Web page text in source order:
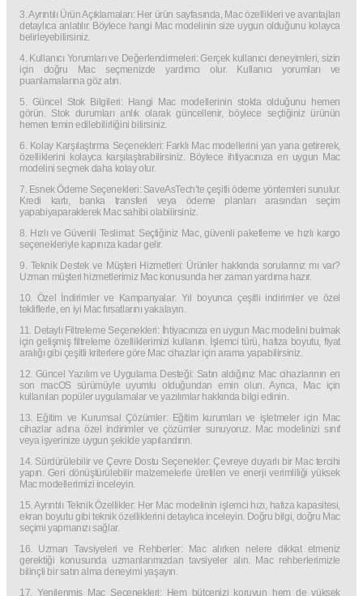
3. Ayrıntılı Ürün Açıklamaları: Her ürün sayfasında, Mac özellikleri ve avantajları
detaylıca anlatılır. Böylece hangi Mac modelinin size uygun olduğunu kolayca
belirleyebilirsiniz.
4. Kullanıcı Yorumları ve Değerlendirmeleri: Gerçek kullanıcı deneyimleri, sizin
için doğru Mac seçmenizde yardımcı olur. Kullanıcı yorumları ve
puanlamalarına göz atın.
5. Güncel Stok Bilgileri: Hangi Mac modellerinin stokta olduğunu hemen
görün. Stok durumları anlık olarak güncellenir, böylece seçtiğiniz ürünün
hemen temin edilebilirliğini bilirsiniz.
6. Kolay Karşılaştırma Seçenekleri: Farklı Mac modellerini yan yana getirerek,
özelliklerini kolayca karşılaştırabilirsiniz. Böylece ihtiyacınıza en uygun Mac
modelini seçmek daha kolay olur.
7. Esnek Ödeme Seçenekleri: SaveAsTech’te çeşitli ödeme yöntemleri sunulur.
Kredi kartı, banka transferi veya ödeme planları arasından seçim
yapabiyaparaklerek Mac sahibi olabilirsiniz.
8. Hızlı ve Güvenli Teslimat: Seçtiğiniz Mac, güvenli paketleme ve hızlı kargo
seçenekleriyle kapınıza kadar gelir.
9. Teknik Destek ve Müşteri Hizmetleri: Ürünler hakkında sorularınız mı var?
Uzman müşteri hizmetlerimiz Mac konusunda her zaman yardıma hazır.
10. Özel İndirimler ve Kampanyalar: Yıl boyunca çeşitli indirimler ve özel
tekliflerle, en iyi Mac fırsatlarını yakalayın.
11. Detaylı Filtreleme Seçenekleri: İhtiyacınıza en uygun Mac modelini bulmak
için gelişmiş filtreleme özelliklerimizi kullanın. İşlemci türü, hafıza boyutu, fiyat
aralığı gibi çeşitli kriterlere göre Mac cihazlar için arama yapabilirsiniz.
12. Güncel Yazılım ve Uygulama Desteği: Satın aldığınız Mac cihazlarının en
son macOS sürümüyle uyumlu olduğundan emin olun. Ayrıca, Mac için
kullanılan popüler uygulamalar ve yazılımlar hakkında bilgi edinin.
13. Eğitim ve Kurumsal Çözümler: Eğitim kurumları ve işletmeler için Mac
cihazlar adına özel indirimler ve çözümler sunuyoruz. Mac modelinizi sınıf
veya işyerinize uygun şekilde yapılandırın.
14. Sürdürülebilir ve Çevre Dostu Seçenekler: Çevreye duyarlı bir Mac tercihi
yapın. Geri dönüştürülebilir malzemelerle üretilen ve enerji verimliliği yüksek
Mac modellerimizi inceleyin.
15. Ayrıntılı Teknik Özellikler: Her Mac modelinin işlemci hızı, hafıza kapasitesi,
ekran boyutu gibi teknik özelliklerini detaylıca inceleyin. Doğru bilgi, doğru Mac
seçimi yapmanızı sağlar.
16. Uzman Tavsiyeleri ve Rehberler: Mac alırken nelere dikkat etmeniz
gerektiği konusunda uzmanlarımızdan tavsiyeler alın. Mac rehberlerimizle
bilinçli bir satın alma deneyimi yaşayın.
17. Yenilenmiş Mac Seçenekleri: Hem bütçenizi koruyun hem de yüksek